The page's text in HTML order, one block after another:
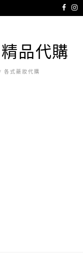
品代購
各式藥妝代購